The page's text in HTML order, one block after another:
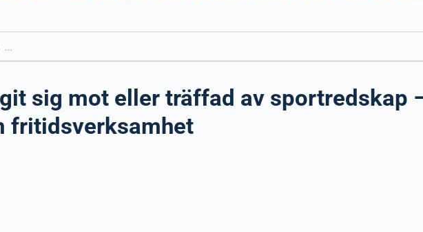
sig mot eller träffad av sportredskap
fritidsverksamhet